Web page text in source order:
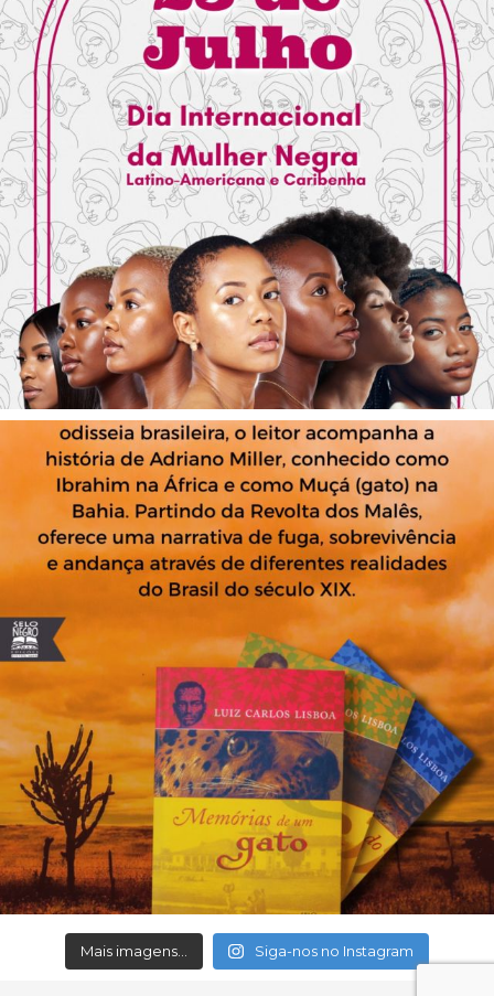
Mais imagens... Siga-nos no Instagram